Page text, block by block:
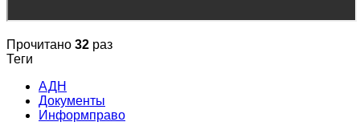
Прочитано 32 раз
Теги
АДН
Документы
Информправо